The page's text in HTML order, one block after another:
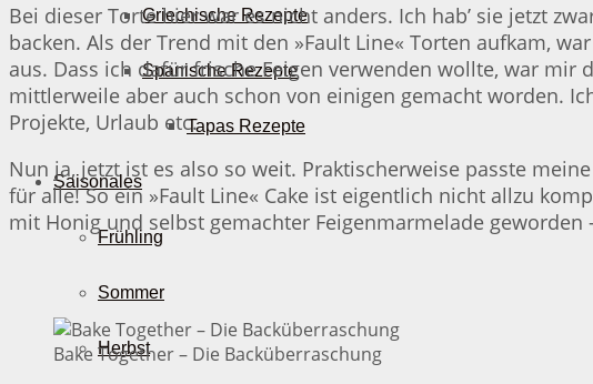
Griechische Rezepte
Spanische Rezepte
Tapas Rezepte
Saisonales
Frühling
Sommer
Herbst
Bei dieser Torte hier war es nicht anders. Ich hab’ sie jetzt
backen. Als der Trend mit den »Fault Line« Torten aufkam,
aus. Dass ich dafür frische Feigen verwenden wollte, war
mittlerweile aber auch schon von einigen gemacht worden.
Projekte, Urlaub etc.
Nun ja, jetzt ist es also so weit. Praktischerweise passte
für alle! So ein »Fault Line« Cake ist eigentlich nicht allzu
mit Honig und selbst gemachter Feigenmarmelade
Bake Together – Die Backüberraschung